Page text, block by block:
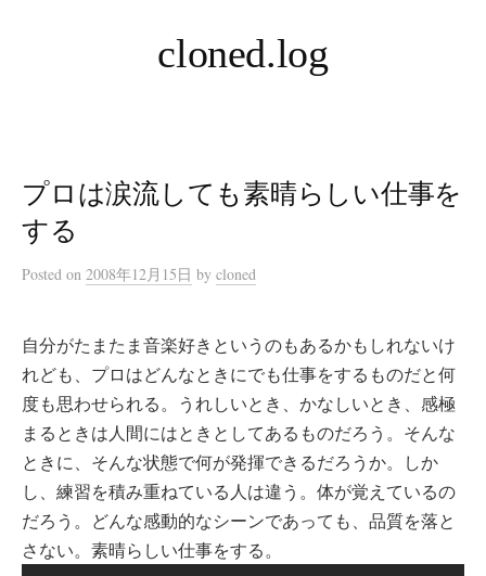
ス
キ
ッ
プ
cloned.log
プロは涙流しても素晴らしい仕事を
する
Posted on 2008年12月15日 by cloned
自分がたまたま音楽好きというのもあるかもしれないけ
れども、プロはどんなときにでも仕事をするものだと何
度も思わせられる。うれしいとき、かなしいとき、感極
まるときは人間にはときとしてあるものだろう。そんな
ときに、そんな状態で何が発揮できるだろうか。しか
し、練習を積み重ねている人は違う。体が覚えているの
だろう。どんな感動的なシーンであっても、品質を落と
さない。素晴らしい仕事をする。